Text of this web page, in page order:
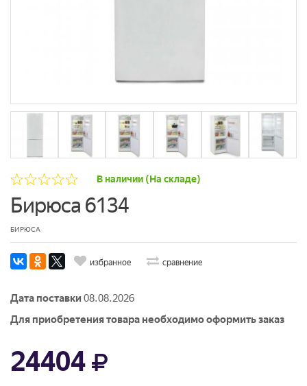
В наличии (На складе)
Бирюса 6134
БИРЮСА
избранное сравнение
Дата поставки 08.08.2026
Для приобретения товара необходимо оформить заказ
24404